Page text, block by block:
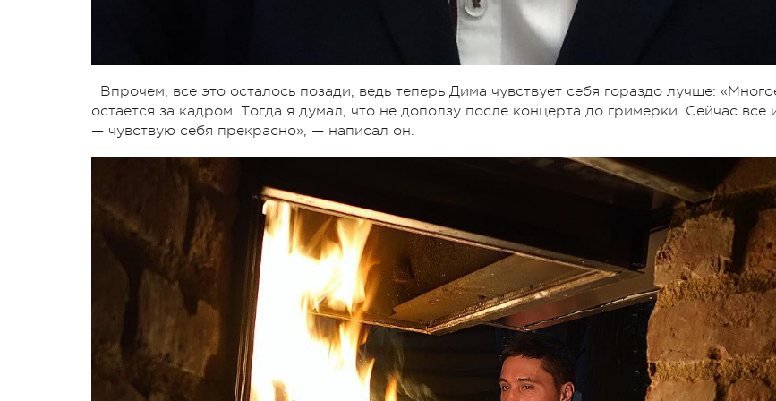
Впрочем, все это осталось позади, ведь теперь Дима чувствует себя гораздо лучше:
остается за кадром. Тогда я думал, что не доползу после концерта до гримерки. Сейчас все
— чувствую себя прекрасно», — написал он.